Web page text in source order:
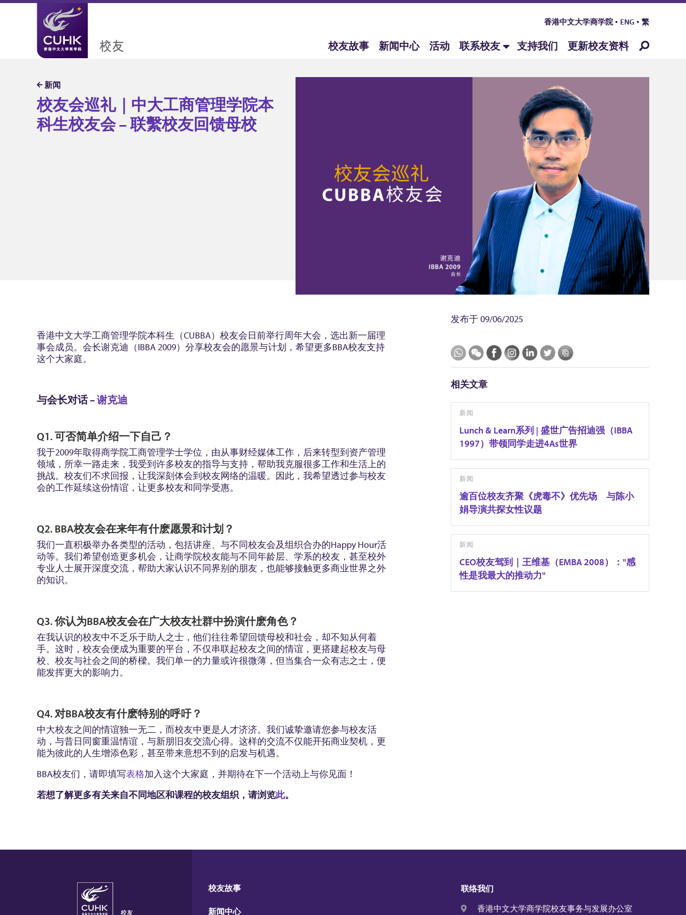
香港中文大学商学院 ENG 繁
校友故事 新闻中心 活动 联系校友 支持我们 更新校友资料
校友会巡礼｜中大工商管理学院本
科生校友会 – 联繫校友回馈母校
联繫校友回馈母校
香港中文大学工商管理学院本科生（CUBBA）校友会日前举行周年大会，选出新一届理
事会成员。会长谢克迪（IBBA 2009）分享校友会的愿景与计划，希望更多BBA校友支持
这个大家庭。
与会长对话 –谢克迪
Q1. 可否简单介绍一下自己？
我于2009年取得商学院工商管理学士学位，由从事财经媒体工作，后来转型到资产管理
领域，所幸一路走来，我受到许多校友的指导与支持，帮助我克服很多工作和生活上的
挑战。校友们不求回报，让我深刻体会到校友网络的温暖。因此，我希望透过参与校友
会的工作延续这份情谊，让更多校友和同学受惠。
Q2. BBA校友会在来年有什麽愿景和计划？
我们一直积极举办各类型的活动，包括讲座、与不同校友会及组织合办的Happy Hour活
动等。我们希望创造更多机会，让商学院校友能与不同年龄层、学系的校友，甚至校外
专业人士展开深度交流，帮助大家认识不同界别的朋友，也能够接触更多商业世界之外
的知识。
Q3. 你认为BBA校友会在广大校友社群中扮演什麽角色？
在我认识的校友中不乏乐于助人之士，他们往往希望回馈母校和社会，却不知从何着
手。这时，校友会便成为重要的平台，不仅串联起校友之间的情谊，更搭建起校友与母
校、校友与社会之间的桥樑。我们单一的力量或许很微薄，但当集合一众有志之士，便
能发挥更大的影响力。
Q4. 对BBA校友有什麽特别的呼吁？
中大校友之间的情谊独一无二，而校友中更是人才济济。我们诚挚邀请您参与校友活
动，与昔日同窗重温情谊，与新朋旧友交流心得。这样的交流不仅能开拓商业契机，更
能为彼此的人生增添色彩，甚至带来意想不到的启发与机遇。
BBA校友们，请即填写表格加入这个大家庭，并期待在下一个活动上与你见面！
若想了解更多有关来自不同地区和课程的校友组织，请浏览此。
发布于09/06/2025
相关文章
新闻
Lunch & Learn系列 | 盛世广告招迪强（IBBA
1997）带领同学走进4As世界
新闻
逾百位校友齐聚《虎毒不》优先场 与陈小
娟导演共探女性议题
新闻
CEO校友驾到｜王维基（EMBA 2008）："感
性是我最大的推动力"
校友故事
新闻中心
联络我们
香港中文大学商学院校友事务与发展办公室